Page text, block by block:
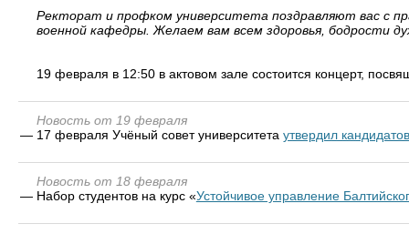
Ректорат и профком университета поздравляют вас с
военной кафедры. Желаем вам всем здоровья, бодрости
19 февраля в 12:50 в актовом зале состоится концерт,
Новость от 19 февраля
— 17 февраля Учёный совет университета утвердил кандидатов
Новость от 18 февраля
— Набор студентов на курс «Устойчивое управление